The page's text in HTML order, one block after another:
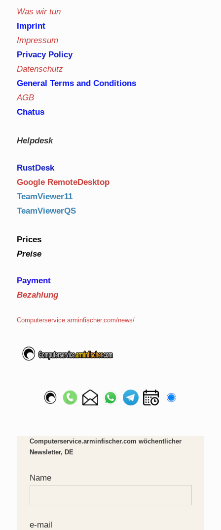
Was wir tun
Imprint
Impressum
Privacy Policy
Datenschutz
General Terms and Conditions
AGB
Chatus
Helpdesk
RustDesk
Google RemoteDesktop
TeamViewer11
TeamViewerQS
Prices
Preise
Payment
Bezahlung
Computerservice.arminfischer.com/news/
Computerservice.arminfischer.com wöchentlicher
Newsletter, DE
Name
e-mail